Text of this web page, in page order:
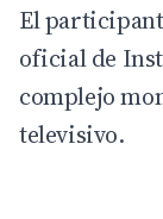
El
oficial de
complejo
televisivo.